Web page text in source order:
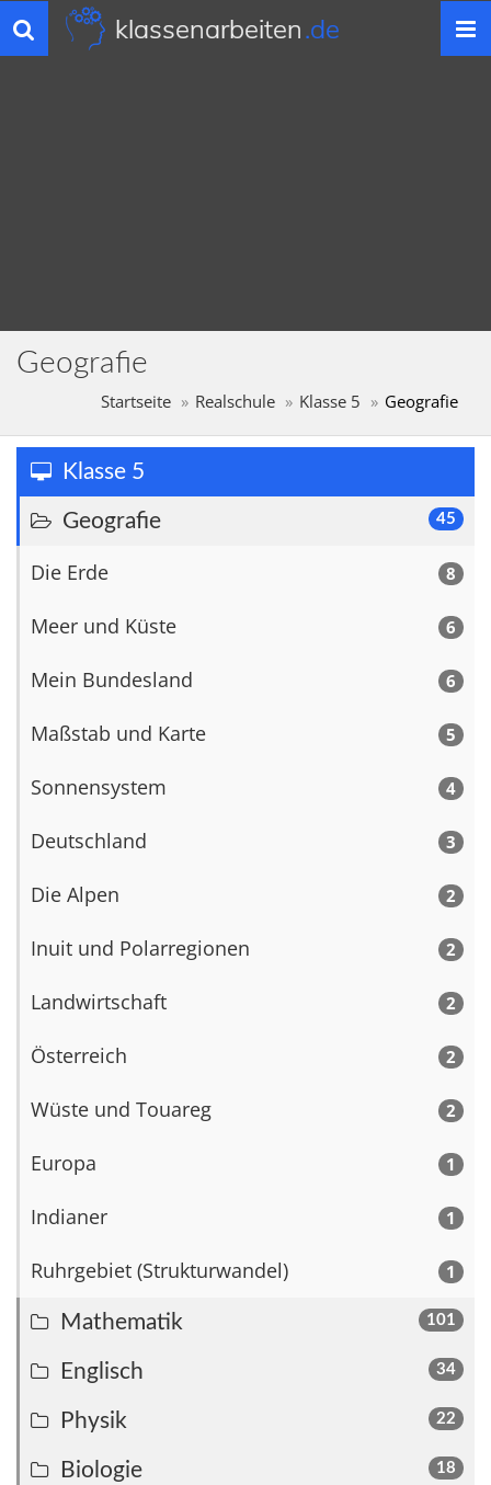
Toggle
navigation
klassenarbeiten.de
Geografie
Startseite Realschule Klasse 5 Geografie
Klasse 5
45
Geografie
8
Die Erde
6
Meer und Küste
6
Mein Bundesland
5
Maßstab und Karte
4
Sonnensystem
3
Deutschland
2
Die Alpen
2
Inuit und Polarregionen
2
Landwirtschaft
2
Österreich
2
Wüste und Touareg
1
Europa
1
Indianer
1
Ruhrgebiet (Strukturwandel)
101
Mathematik
34
Englisch
22
Physik
18
Biologie